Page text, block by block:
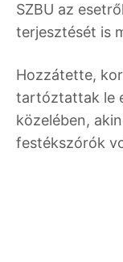
SZBU az
terjesztését is
Hozzátette,
tartóztattak le
közelében,
festékszórók